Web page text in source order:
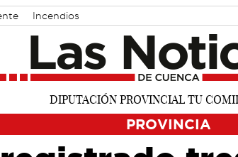
Incendios
PROVINCIA